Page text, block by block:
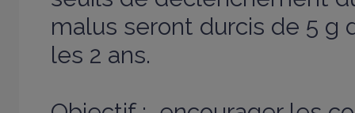
malus seront durcis de 5 g
les 2 ans.